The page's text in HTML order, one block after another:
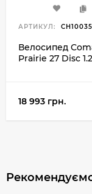
АРТИКУЛ:
Велосипед
Prairie 27 Disc 1.2
18 993 грн.